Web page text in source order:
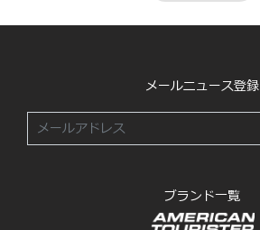
メールニュース登録
ブランド一覧